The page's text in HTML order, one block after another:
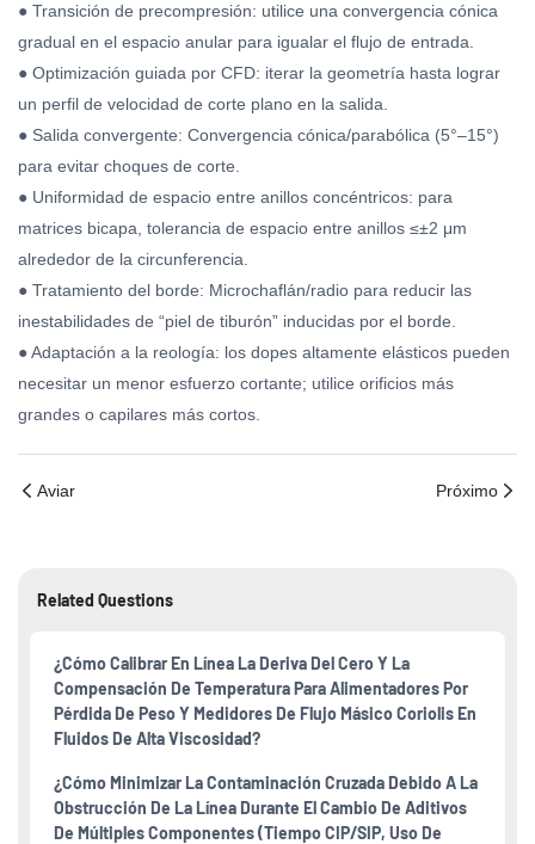
● Transición de precompresión: utilice una convergencia cónica
gradual en el espacio anular para igualar el flujo de entrada.
● Optimización guiada por CFD: iterar la geometría hasta lograr
un perfil de velocidad de corte plano en la salida.
● Salida convergente: Convergencia cónica/parabólica (5°–15°)
para evitar choques de corte.
● Uniformidad de espacio entre anillos concéntricos: para
matrices bicapa, tolerancia de espacio entre anillos ≤±2 μm
alrededor de la circunferencia.
● Tratamiento del borde: Microchaflán/radio para reducir las
inestabilidades de “piel de tiburón” inducidas por el borde.
● Adaptación a la reología: los dopes altamente elásticos pueden
necesitar un menor esfuerzo cortante; utilice orificios más
grandes o capilares más cortos.
Aviar Próximo
Related Questions
¿Cómo Calibrar En Línea La Deriva Del Cero Y La
Compensación De Temperatura Para Alimentadores Por
Pérdida De Peso Y Medidores De Flujo Másico Coriolis En
Fluidos De Alta Viscosidad?
¿Cómo Minimizar La Contaminación Cruzada Debido A La
Obstrucción De La Línea Durante El Cambio De Aditivos
De Múltiples Componentes (tiempo CIP/SIP, Uso De